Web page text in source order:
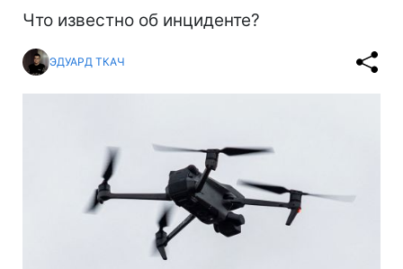
Что известно об инциденте?
ЭДУАРД ТКАЧ